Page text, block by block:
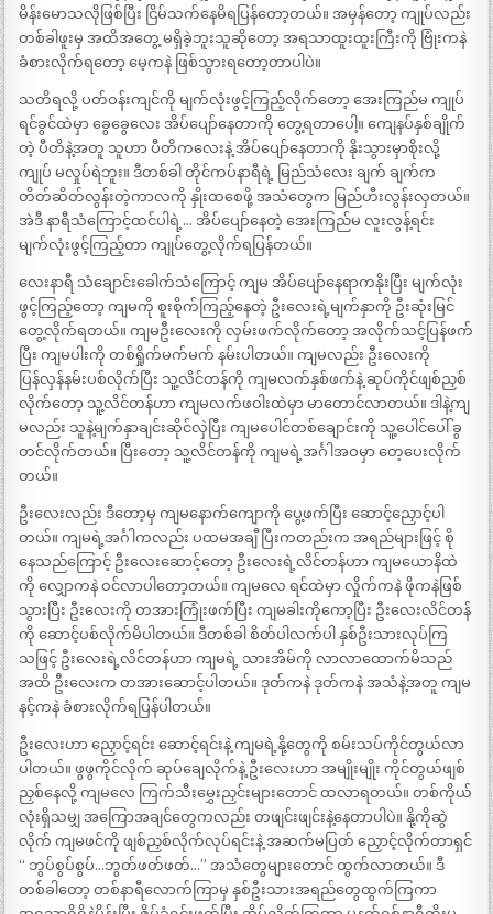
မိန်းမောသလိုဖြစ်ပြီး ငြိမ်သက်နေမိရပြန်တော့တယ်။ အမှန်တော့ ကျုပ်လည်း
တစ်ခါဖူးမှ အထိအတွေ့ မရှိခဲ့ဘူးသူဆိုတော့ အရသာထူးထူးကြီးကို ဗြုံးကနဲ
ခံစားလိုက်ရတော့ မေ့ကနဲ ဖြစ်သွားရတော့တာပါပဲ။
သတိရလို့ ပတ်ဝန်းကျင်ကို မျက်လုံးဖွင့်ကြည့်လိုက်တော့ အေးကြည်မ ကျုပ်
ရင်ခွင်ထဲမှာ ခွေခွေလေး အိပ်ပျော်နေတာကို တွေ့ရတာပေါ့။ ကျေနပ်နှစ်ချိုက်
တဲ့ ပီတိနဲ့အတူ သူဟာ ပီတိကလေးနဲ့ အိပ်ပျော်နေတာကို နိုးသွားမှာစိုးလို့
ကျုပ် မလှုပ်ရဲဘူး။ ဒီတစ်ခါ တိုင်ကပ်နာရီရဲ့ မြည်သံလေး ချက် ချက်က
တိတ်ဆိတ်လွန်းတဲ့ကာလကို နှိုးထစေဖို့ အသံတွေက မြည်ဟီးလွန်းလှတယ်။
အဲဒီ နာရီသံကြောင့်ထင်ပါရဲ့… အိပ်ပျော်နေတဲ့ အေးကြည်မ လူးလွန့်ရင်း
မျက်လုံးဖွင့်ကြည့်တာ ကျုပ်တွေ့လိုက်ရပြန်တယ်။
လေးနာရီ သံချောင်းခေါက်သံကြောင့် ကျမ အိပ်ပျော်နေရာကနိုးပြီး မျက်လုံး
ဖွင့်ကြည့်တော့ ကျမကို စူးစိုက်ကြည့်နေတဲ့ ဦးလေးရဲ့မျက်နှာကို ဦးဆုံးမြင်
တွေ့လိုက်ရတယ်။ ကျမဦးလေးကို လှမ်းဖက်လိုက်တော့ အလိုက်သင့်ပြန်ဖက်
ပြီး ကျမပါးကို တစ်ရှိုက်မက်မက် နမ်းပါတယ်။ ကျမလည်း ဦးလေးကို
ပြန်လှန်နမ်းပစ်လိုက်ပြီး သူ့လိင်တန်ကို ကျမလက်နှစ်ဖက်နဲ့ ဆုပ်ကိုင်ဖျစ်ညှစ်
လိုက်တော့ သူ့လိင်တန်ဟာ ကျမလက်ဖဝါးထဲမှာ မာတောင်လာတယ်။ ဒါနဲ့ကျ
မလည်း သူနဲ့မျက်နှာချင်းဆိုင်လှဲပြီး ကျမပေါင်တစ်ချောင်းကို သူ့ပေါင်ပေါ် ခွ
တင်လိုက်တယ်။ ပြီးတော့ သူ့လိင်တန်ကို ကျမရဲ့အင်္ဂါအဝမှာ တေ့ပေးလိုက်
တယ်။
ဦးလေးလည်း ဒီတော့မှ ကျမနောက်ကျောကို ပွေ့ဖက်ပြီး ဆောင့်ညှောင့်ပါ
တယ်။ ကျမရဲ့အင်္ဂါကလည်း ပထမအချီ ပြီးကတည်းက အရည်များဖြင့် စို
နေသည်ကြောင့် ဦးလေးဆောင့်တော့ ဦးလေးရဲ့လိင်တန်ဟာ ကျမယောနိထဲ
ကို လျှောကနဲ ဝင်လာပါတော့တယ်။ ကျမလေ ရင်ထဲမှာ လှိုက်ကနဲ ဖိုကနဲဖြစ်
သွားပြီး ဦးလေးကို တအားကြုံးဖက်ပြီး ကျမခါးကိုကော့ပြီး ဦးလေးလိင်တန်
ကို ဆောင့်ပစ်လိုက်မိပါတယ်။ ဒီတစ်ခါ စိတ်ပါလက်ပါ နှစ်ဦးသားလုပ်ကြ
သဖြင့် ဦးလေးရဲ့လိင်တန်ဟာ ကျမရဲ့ သားအိမ်ကို လာလာထောက်မိသည်
အထိ ဦးလေးက တအားဆောင့်ပါတယ်။ ဒုတ်ကနဲ ဒုတ်ကနဲ အသံနဲ့အတူ ကျမ
နင့်ကနဲ ခံစားလိုက်ရပြန်ပါတယ်။
ဦးလေးဟာ ညှောင့်ရင်း ဆောင့်ရင်းနဲ့ ကျမရဲ့နို့တွေကို စမ်းသပ်ကိုင်တွယ်လာ
ပါတယ်။ ဖွဖွကိုင်လိုက် ဆုပ်ချေလိုက်နဲ့ ဦးလေးဟာ အမျိုးမျိုး ကိုင်တွယ်ဖျစ်
ညှစ်နေလို့ ကျမလေ ကြက်သီးမွှေးညှင်းများတောင် ထလာရတယ်။ တစ်ကိုယ်
လုံးရှိသမျှ အကြောအချင်တွေကလည်း တဖျင်းဖျင်းနဲ့နေတာပါပဲ။ နို့ကိုဆွဲ
လိုက် ကျမဖင်ကို ဖျစ်ညှစ်လိုက်လုပ်ရင်းနဲ့ အဆက်မပြတ် ညှောင့်လိုက်တာရှင်
“ ဘွပ်စွပ်စွပ်…ဘွတ်ဖတ်ဖတ်…” အသံတွေများတောင် ထွက်လာတယ်။ ဒီ
တစ်ခါတော့ တစ်နာရီလောက်ကြာမှ နှစ်ဦးသားအရည်တွေထွက်ကြကာ